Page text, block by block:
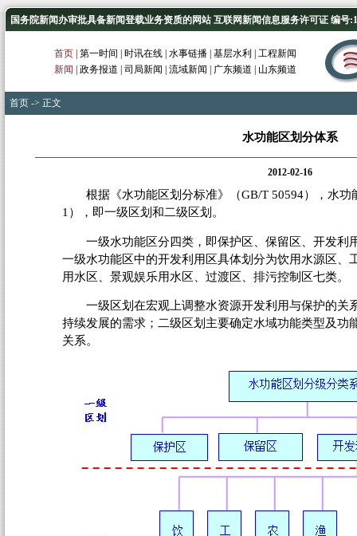
国务院新闻办审批具备新闻登载业务资质的网站 互联网新闻信息服务许可证 编号
首页 第一时间 时讯在线 水事链播 基层水利
工程新闻
新闻
政务报道 司局新闻 流域新闻 广东频道 山东频道
首页 -> 正文
水功能区划分体系
2012-02-16
根据《水功能区划分标准》（GB/T 50594），水功
1），即一级区划和二级区划。
一级水功能区分四类，即保护区、保留区、开发利
一级水功能区中的开发利用区具体划分为饮用水源区、
用水区、景观娱乐用水区、过渡区、排污控制区七类。
一级区划在宏观上调整水资源开发利用与保护的关
持续发展的需求；二级区划主要确定水域功能类型及功
关系。